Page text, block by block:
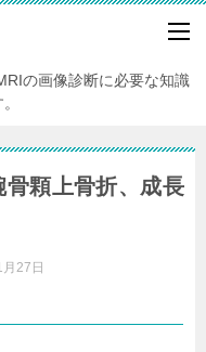
の画像診断に必要な知識
顆上骨折、成長
27日